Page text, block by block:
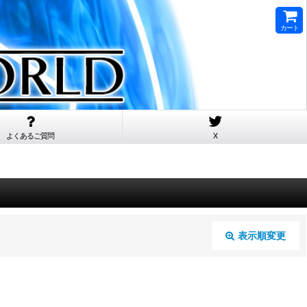
カート
よくあるご質問 X
表示順変更